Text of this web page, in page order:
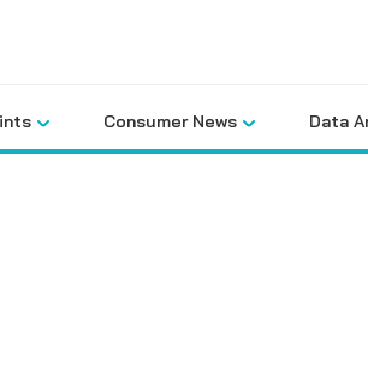
Consumer News Data